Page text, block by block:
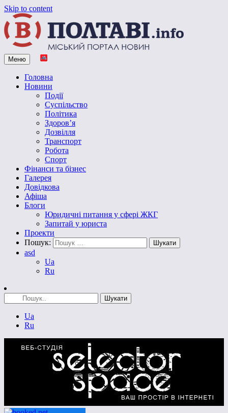
Skip to content
Vpoltave.info
Полтавський портал новин
Меню
Головна
Новини
Події
Суспільство
Політика
Здоров’я
Дозвілля
Транспорт
Робота
Спорт
Фінанси та бізнес
Галерея
Довідкова
Афіша
Блоги
Юридичні питання у сфері ЖКГ
Запитай у юриста
Проекти
Пошук:
asd
Ua
Ru
Ua
Ru